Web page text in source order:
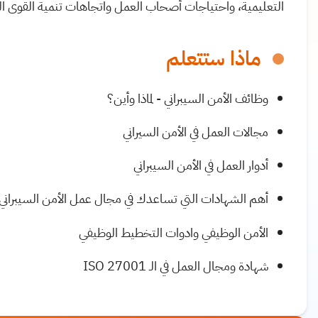
التعليمية، واحتياجات أصحاب العمل واتجاهات تنمية القوى
ماذا ستتعلم
وظائف الأمن السيبراني - لماذا وأين؟
مجالات العمل في الأمن السيراني
أدوار العمل في الأمن السيبراني
أهم الشهادات التي تساعدك في مجال عمل الأمن
الأمن الوظيفي وادوات التخطيط الوظيفي
شهادة ومجال العمل في الـ ISO 27001